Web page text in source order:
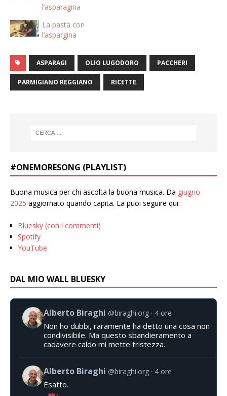
l’asparagina
La pasta con
l’aspargina
ASPARAGI OLIO LUGODORO PACCHERI
PARMIGIANO REGGIANO RICETTE
#ONEMORESONG (PLAYLIST)
Buona musica per chi ascolta la buona musica. Da giugno
2025 aggiornato quando capita. La puoi seguire qui:
Bluesky (con i commenti)
Spotify
YouTube
DAL MIO WALL BLUESKY
Alberto Biraghi @biraghi.org 4 ore
Non ho dubbi, raramente ha detto una cosa non
condivisibile. Ma questo sbandieramento a
cadavere caldo mi mette tristezza.
Alberto Biraghi @biraghi.org 4 ore
Esatto.